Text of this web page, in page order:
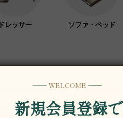
ドレッサー ソファ・ベッド